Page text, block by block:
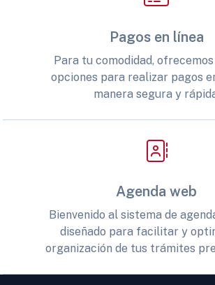
Pagos en línea
Para tu comodidad,
opciones para realizar pagos
manera segura y
Agenda web
Bienvenido al sistema de
diseñado para facilitar y
organización de tus trámites